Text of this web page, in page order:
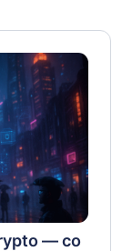
— co